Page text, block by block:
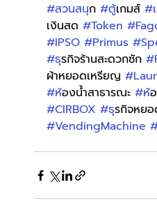
#สวนสนุก #ตู้เกมส์ #
เงินสด #Token
#IPSO #Primus
#ธุรกิจร้านสะดวกซัก
ผ้าหยอดเหรียญ
#ห้องน้ำสาธารณะ #ห
#CIRBOX #ธรกิจหย
#VendingMachine